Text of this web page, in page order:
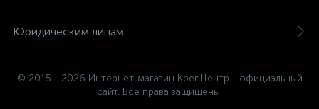
Юридическим лицам
© 2015 - 2026 Интернет-магазин КрепЦентр - официальный
сайт. Все права защищены.